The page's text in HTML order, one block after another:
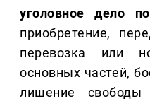
уголовное дело
приобретение,
перевозка или
основных частей,
лишение